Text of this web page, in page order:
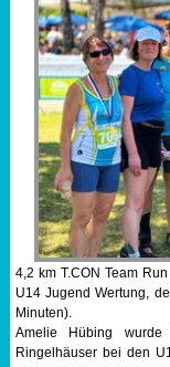
4,2 km T.CON Team
U14 Jugend Wertung,
Minuten).
Amelie Hübing
Ringelhäuser bei den